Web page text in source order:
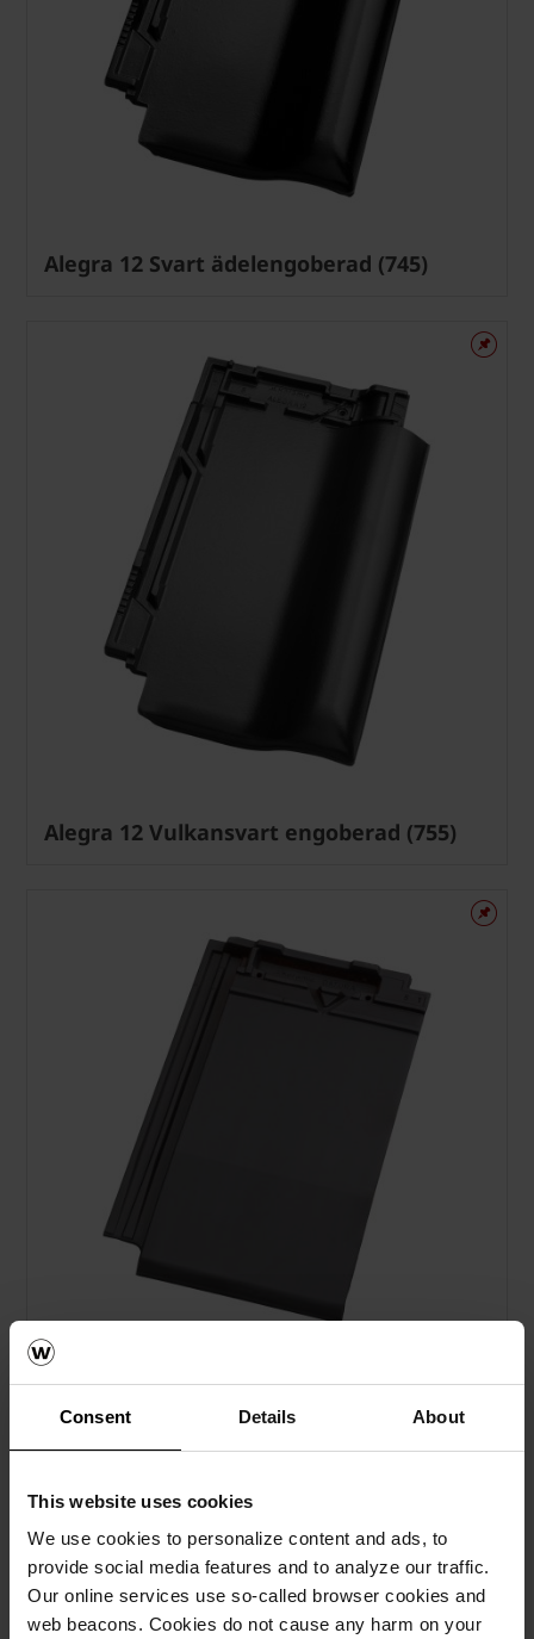
Consent Details About
This website uses cookies
We use cookies to personalize content and ads, to
provide social media features and to analyze our traffic.
Our online services use so-called browser cookies and
web beacons. Cookies do not cause any harm on your
Alegra 12 Svart ädelengoberad (745)
Alegra 12 Vulkansvart engoberad (755)